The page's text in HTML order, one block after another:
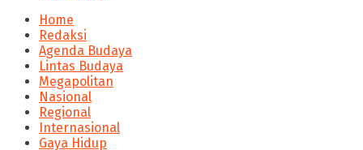
Home
Redaksi
Agenda Budaya
Lintas Budaya
Megapolitan
Nasional
Regional
Internasional
Gaya Hidup